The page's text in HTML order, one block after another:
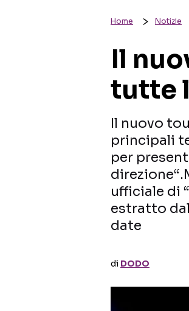
Home Notizie
Il
tutte
Il nuovo
principali
per
ufficiale di
estratto
date
di DODO